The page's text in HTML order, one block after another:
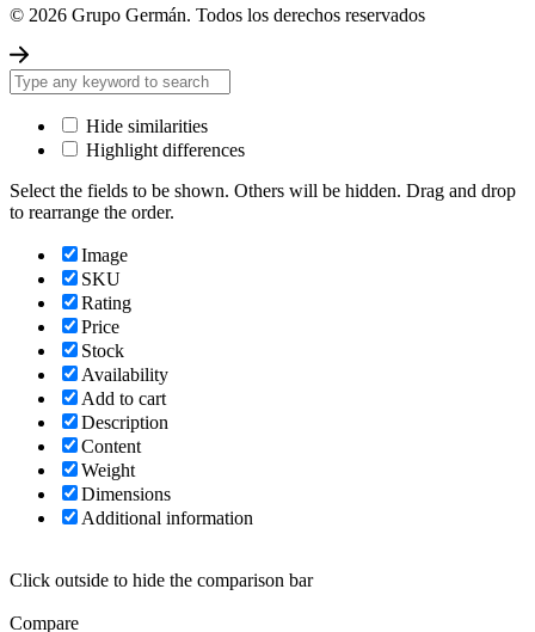
© 2026 Grupo Germán. Todos los derechos reservados
Hide similarities
Highlight differences
Select the fields to be shown. Others will be hidden. Drag and drop
to rearrange the order.
Image
SKU
Rating
Price
Stock
Availability
Add to cart
Description
Content
Weight
Dimensions
Additional information
Click outside to hide the comparison bar
Compare